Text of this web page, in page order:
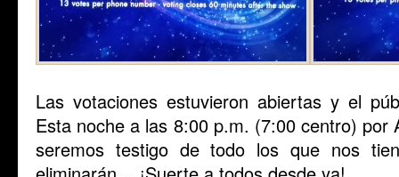
Las votaciones estuvieron abiertas y el
Esta noche a las 8:00 p.m. (7:00 centro) por
seremos testigo de todo los que nos